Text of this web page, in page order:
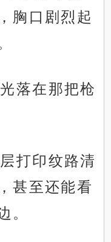
胸口剧烈起
落在那把枪
打印纹路清
甚至还能看
。